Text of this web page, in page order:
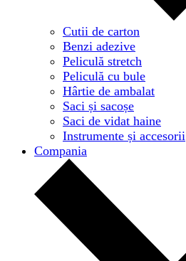
Cutii de carton
Benzi adezive
Peliculă stretch
Peliculă cu bule
Hârtie de ambalat
Saci și sacoșe
Saci de vidat haine
Instrumente și accesorii
Compania